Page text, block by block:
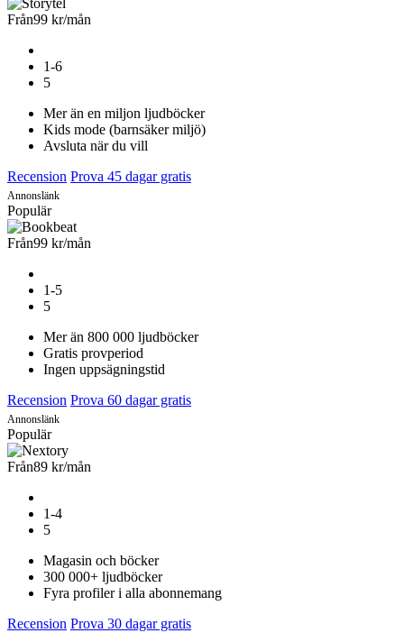
Från99 kr/mån
1-6
5
Mer än en miljon ljudböcker
Kids mode (barnsäker miljö)
Avsluta när du vill
Recension Prova 45 dagar gratis
Annonslänk
Populär
Från99 kr/mån
1-5
5
Mer än 800 000 ljudböcker
Gratis provperiod
Ingen uppsägningstid
Recension Prova 60 dagar gratis
Annonslänk
Populär
Från89 kr/mån
1-4
5
Magasin och böcker
300 000+ ljudböcker
Fyra profiler i alla abonnemang
Recension Prova 30 dagar gratis